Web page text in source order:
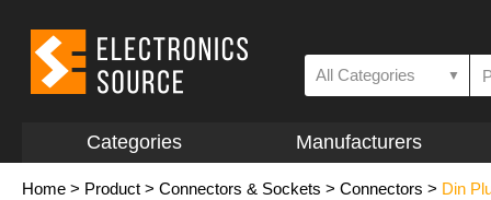
All Categories ▼
Categories Manufacturers
Home > Product > Connectors & Sockets > Connectors > Din